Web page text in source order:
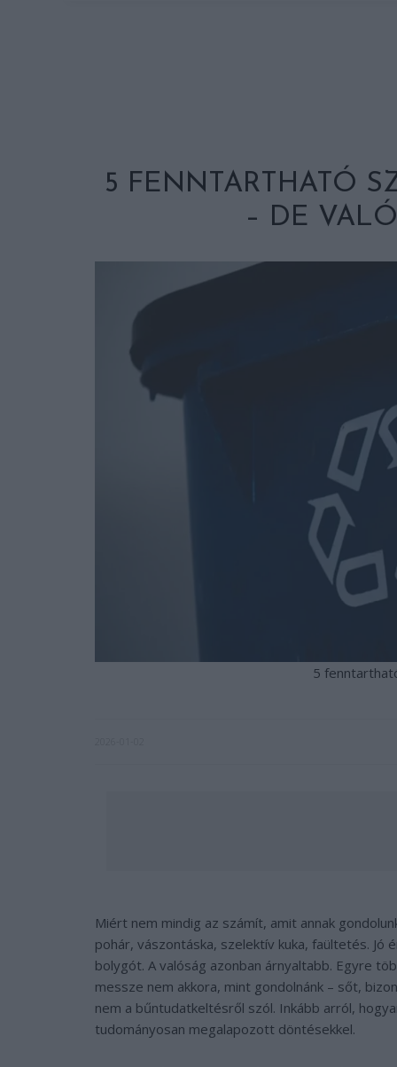
5 FENNTARTHATÓ
– DE
5
Miért nem mindig az számít, amit annak
pohár, vászontáska, szelektív kuka, faültetés. Jó
bolygót. A valóság azonban árnyaltabb. Egyre
messze nem akkora, mint gondolnánk – sőt,
nem a bűntudatkeltésről szól. Inkább arról,
tudományosan megalapozott döntésekkel.